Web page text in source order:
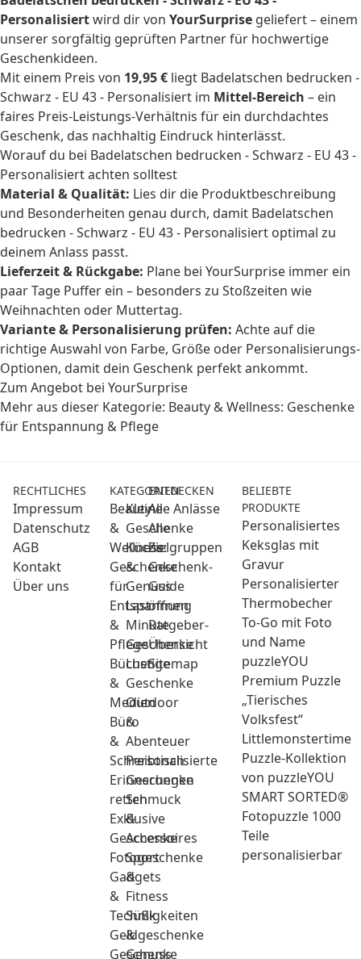
Personalisiertwird dir von YourSurprise geliefert – einem
unserer sorgfältig geprüften Partner für hochwertige
Geschenkideen.
Mit einem Preis von 19,95 € liegt Badelatschen bedrucken -
Schwarz - EU 43 - Personalisiert im Mittel-Bereich – ein
faires Preis-Leistungs-Verhältnis für ein durchdachtes
Geschenk, das nachhaltig Eindruck hinterlässt.
Worauf du bei Badelatschen bedrucken - Schwarz - EU 43 -
Personalisiert achten solltest
Material & Qualität: Lies dir die Produktbeschreibung
und Besonderheiten genau durch, damit Badelatschen
bedrucken - Schwarz - EU 43 - Personalisiert optimal zu
deinem Anlass passt.
Lieferzeit & Rückgabe: Plane bei YourSurprise immer ein
paar Tage Puffer ein – besonders zu Stoßzeiten wie
Weihnachten oder Muttertag.
Variante & Personalisierung prüfen: Achte auf die
richtige Auswahl von Farbe, Größe oder Personalisierungs-
Optionen, damit dein Geschenk perfekt ankommt.
Zum Angebot bei YourSurprise
Mehr aus dieser Kategorie: Beauty & Wellness: Geschenke
für Entspannung & Pflege
RECHTLICHES
Impressum
Datenschutz
AGB
Kontakt
Über uns
KATEGORIEN
Beauty
&
Wellness:
Geschenke
für
Entspannung
&
Pflege
Bücher
&
Medien
Büro
&
Schreibtisch
Erinnerungen
retten
Exklusive
Geschenke
Fotogeschenke
Gadgets
&
Technik
Geldgeschenke
Geschenke
Kleine
Geschenke
Küche
&
Genuss
Last
Minute
Geschenke
Lustige
Geschenke
Outdoor
&
Abenteuer
Personalisierte
Geschenke
Schmuck
&
Accessoires
Sport
&
Fitness
Süßigkeiten
&
Genuss
ENTDECKEN
Alle Anlässe
Alle
Zielgruppen
Geschenk-
Guide
öffnen
Ratgeber-
Übersicht
Sitemap
BELIEBTE
PRODUKTE
Personalisiertes
Keksglas mit
Gravur
Personalisierter
Thermobecher
To-Go mit Foto
und Name
puzzleYOU
Premium Puzzle
„Tierisches
Volksfest“
Littlemonstertime
Puzzle-Kollektion
von puzzleYOU
SMART SORTED®
Fotopuzzle 1000
Teile
personalisierbar